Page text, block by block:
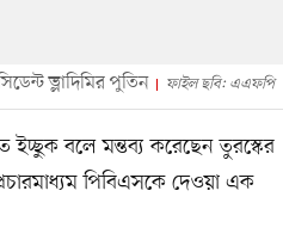
ভ্লাদিমির পুতিন ফাইল ছবি: এএফপি
ইচ্ছুক বলে মন্তব্য করেছেন তুরস্কের
পিবিএসকে দেওয়া এক